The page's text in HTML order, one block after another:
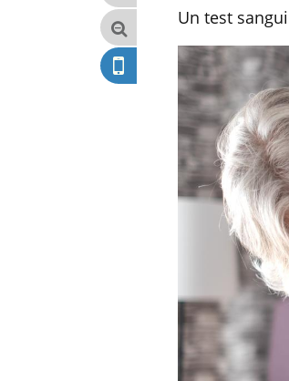
Un test
Fortes
pourquoi
noyade
Le Viagra
freiner la
cancer ?